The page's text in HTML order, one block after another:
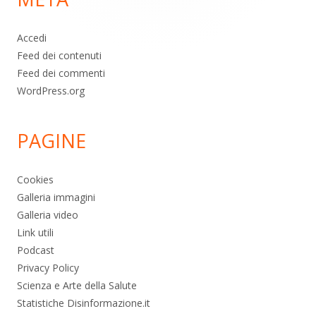
Accedi
Feed dei contenuti
Feed dei commenti
WordPress.org
PAGINE
Cookies
Galleria immagini
Galleria video
Link utili
Podcast
Privacy Policy
Scienza e Arte della Salute
Statistiche Disinformazione.it